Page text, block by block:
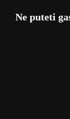
Ne puteti